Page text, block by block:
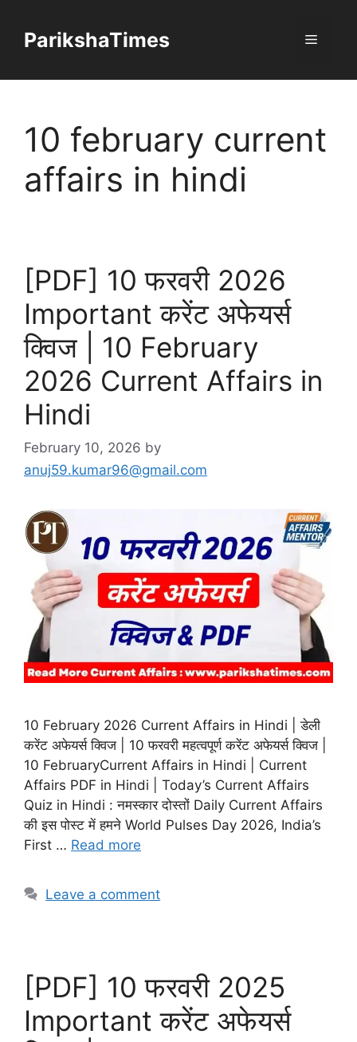
contentParikshaTimes Menu
10 february current
affairs in hindi
[PDF] 10 फरवरी 2026
Important करेंट अफेयर्स
क्विज | 10 February
2026 Current Affairs in
Hindi
February 10, 2026 by
anuj59.kumar96@gmail.com
10 February 2026 Current Affairs in Hindi | डेली
करेंट अफेयर्स क्विज | 10 फरवरी महत्वपूर्ण करेंट अफेयर्स क्विज |
10 FebruaryCurrent Affairs in Hindi | Current
Affairs PDF in Hindi | Today’s Current Affairs
Quiz in Hindi : नमस्कार दोस्तों Daily Current Affairs
की इस पोस्ट में हमने World Pulses Day 2026, India’s
First … Read more
Leave a comment
[PDF] 10 फरवरी 2025
Important करेंट अफेयर्स